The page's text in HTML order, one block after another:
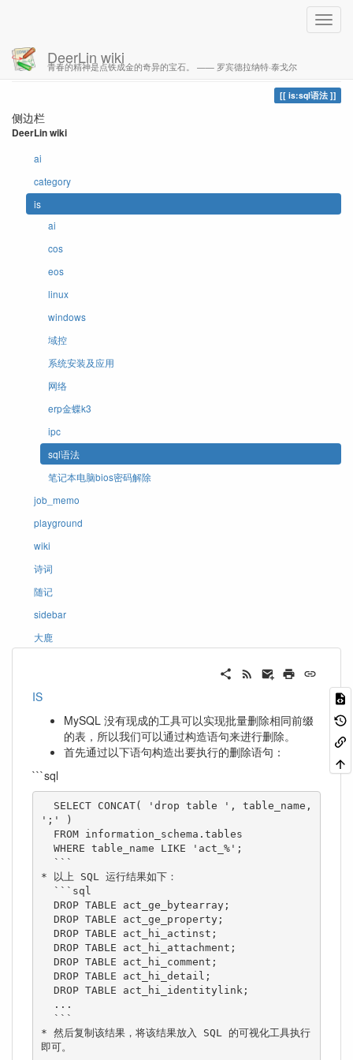
DeerLin wiki
青春的精神是点铁成金的奇异的宝石。 —— 罗宾德拉纳特·泰戈尔
您的足迹 sql语法
is:sql语法
侧边栏
DeerLin wiki
ai
category
is
ai
cos
eos
linux
windows
域控
系统安装及应用
网络
erp金蝶k3
ipc
sql语法
笔记本电脑bios密码解除
job_memo
playground
wiki
诗词
随记
sidebar
大鹿
IS
MySQL 没有现成的工具可以实现批量删除相同前缀
的表，所以我们可以通过构造语句来进行删除。
首先通过以下语句构造出要执行的删除语句：
```sql
';' )
* 以上 SQL 运行结果如下：
* 然后复制该结果，将该结果放入 SQL 的可视化工具执行
即可。